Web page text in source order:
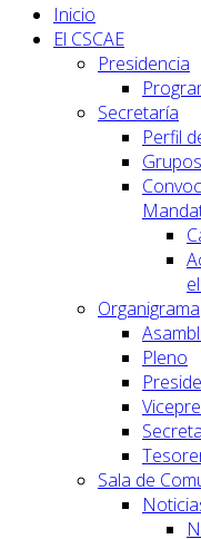
Inicio
El CSCAE
Presidencia
Secretaría
Perfil
Organigrama
Pleno
Sala de